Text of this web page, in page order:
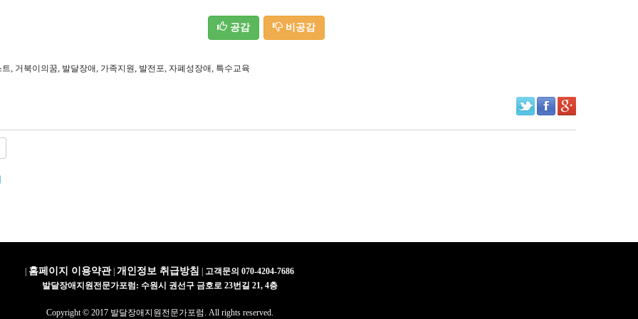
공감 비공감
트, 거북이의꿈, 발달장애, 가족지원, 발전포, 자폐성장애, 특수교육
홈페이지 이용약관| 개인정보 취급방침
고객문의 070-4204-7686
발달장애지원전문가포럼: 수원시 권선구 금호로 23번길 21, 4층
Copyright © 2017 발달장애지원전문가포럼. All rights reserved.